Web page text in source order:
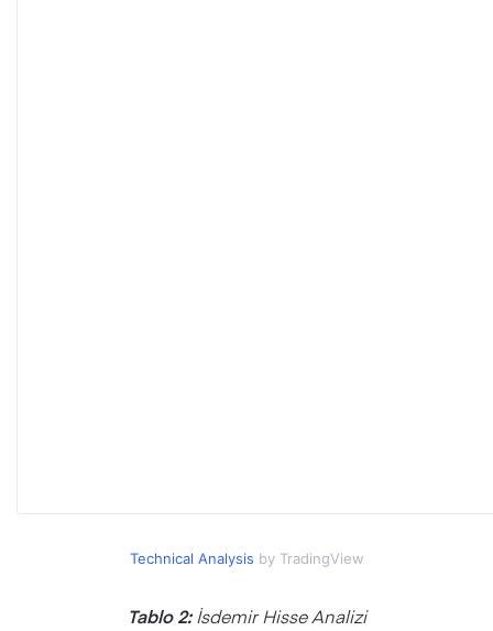
Technical Analysis by TradingView
Tablo 2: İsdemir Hisse Analizi